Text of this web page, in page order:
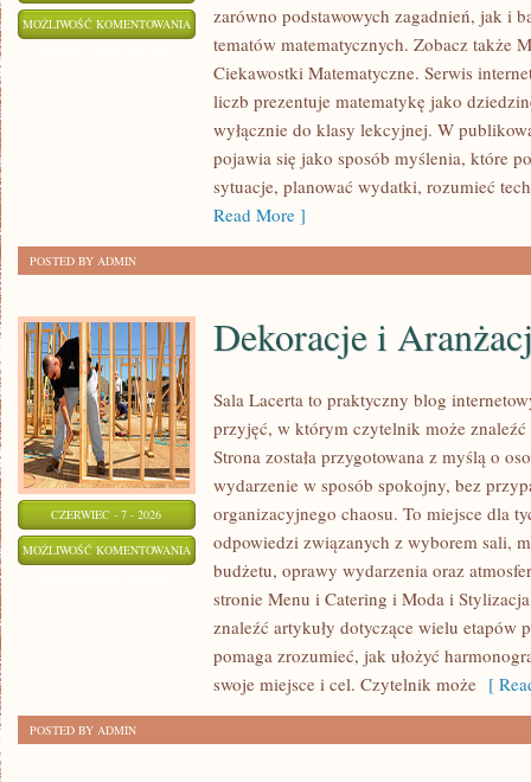
MOŻLIWOŚĆ KOMENTOWANIA MATEMATYKA
TECHNOLOGII
NAUCE
zarówno podstawowych zagadnień, jak i
tematów matematycznych. Zobacz także
Ciekawostki Matematyczne. Serwis
liczb prezentuje matematykę jako
wyłącznie do klasy lekcyjnej. W
pojawia się jako sposób myślenia, które
sytuacje, planować wydatki, rozumieć
Read More ]
POSTED BY ADMIN
CZERWIEC - 7 - 2026
MOŻLIWOŚĆ KOMENTOWANIA DEKORACJE
ARANŻACJE
Dekoracje i
Sala Lacerta to praktyczny blog
przyjęć, w którym czytelnik może
Strona została przygotowana z myślą o
wydarzenie w sposób spokojny, bez
organizacyjnego chaosu. To miejsce dla
odpowiedzi związanych z wyborem sali,
budżetu, oprawy wydarzenia oraz
stronie Menu i Catering i Moda i
znaleźć artykuły dotyczące wielu etapów
pomaga zrozumieć, jak ułożyć
swoje miejsce i cel. Czytelnik może [
POSTED BY ADMIN